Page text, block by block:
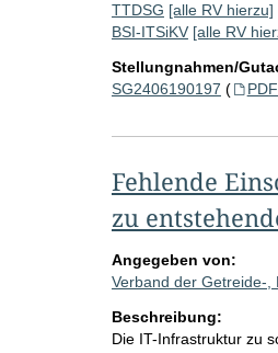
TTDSG [alle RV hierzu]
BSI-ITSiKV [alle RV
Stellungnahmen/
SG2406190197 (
Fehlende
zu
Angegeben von:
Verband der Getreide-,
Beschreibung:
Die IT-Infrastruktur zu